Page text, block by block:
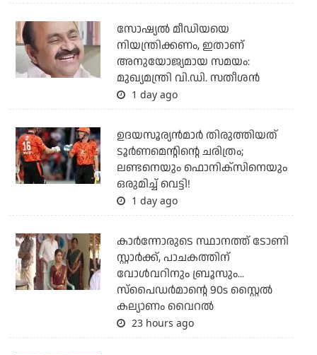
സോഷ്യല്‍ മീഡിയയെ
നിയന്ത്രിക്കണം, ഇതാണ്
അനുയോജ്യമായ സമയം:
മുഖ്യമന്ത്രി വി.ഡി. സതീശന്‍
1 day ago
ഉദയസൂര്യന്‍മാര്‍ തിരുത്തിയത്
ടൂര്‍ണമെന്റിന്റെ ചരിത്രം;
ലണ്ടനെയും ഫൊനിക്‌സിനെയും
ഒരുമിച്ച് വെട്ടി!
1 day ago
കാര്‍ന്നോരുടെ സ്ഥാനത്ത് ടോണി
സ്റ്റാര്‍ക്ക്, പാചകത്തിന്
വോള്‍വറിനും ബ്രൂസും...
സ്‌പൈഡര്‍മാന്റെ 90s സ്റ്റൈല്‍
കല്യാണം വൈറല്‍
23 hours ago